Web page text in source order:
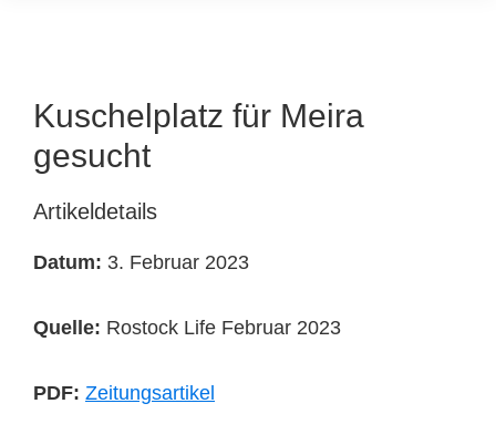
Kuschelplatz für Meira
gesucht
Artikeldetails
Datum: 3. Februar 2023
Quelle: Rostock Life Februar 2023
PDF: Zeitungsartikel